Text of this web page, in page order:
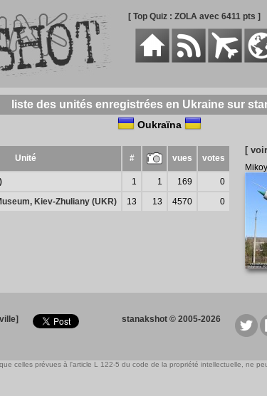
[ Top Quiz : ZOLA avec 6411 pts ]
liste des unités enregistrées en Ukraine sur
Oukraïna
Unité # vues votes
1 1 169
0
Kiev-Zhuliany (UKR)
13 13 4570 0
[
stanakshot © 2005-2026
celles prévues à l'article L 122-5 du code de la propriété intellectuelle, ne